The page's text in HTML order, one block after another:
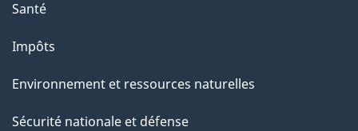
Santé
Impôts
Environnement et ressources naturelles
Sécurité nationale et défense